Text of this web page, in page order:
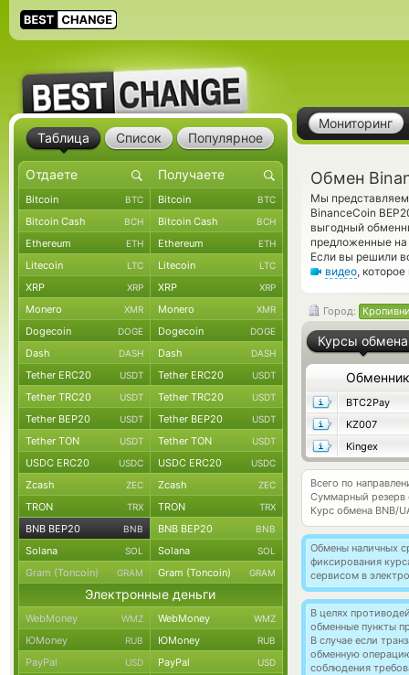
Мониторинг
Обмен
Мы представляем
BinanceCoin
выгодный
предложенные на
Если вы решили
видео,
Город:
Курсы обмена
Обменник
BTC2Pay
KZ007
Kingex
Всего по
Суммарный резерв
Курс обмена BNB/
Обмены наличных
фиксирования
сервисом в
В целях
обменные пункты
В случае если
обменную
соблюдения
Таблица Список Популярное
Bitcoin BTC Bitcoin BTC
Bitcoin Cash BCH Bitcoin Cash BCH
Ethereum ETH Ethereum ETH
Litecoin LTC Litecoin LTC
XRP XRP XRP XRP
Monero XMR Monero XMR
Dogecoin DOGE Dogecoin DOGE
Dash DASH Dash DASH
Tether ERC20 USDT Tether ERC20 USDT
Tether TRC20 USDT Tether TRC20 USDT
Tether BEP20 USDT Tether BEP20 USDT
Tether TON USDT Tether TON USDT
USDC ERC20 USDC USDC ERC20 USDC
Zcash ZEC Zcash ZEC
TRON TRX TRON TRX
BNB BEP20 BNB BNB BEP20 BNB
Solana SOL Solana SOL
Gram (Toncoin) GRAM Gram (Toncoin) GRAM
Электронные деньги
WebMoney WMZ WebMoney WMZ
ЮMoney RUB ЮMoney RUB
PayPal USD PayPal USD